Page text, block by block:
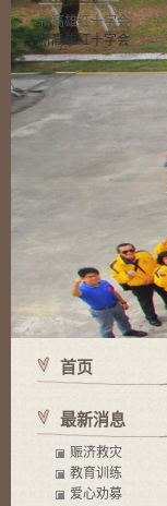
新高雄红十字会
新高雄红十字会
使命 有苦难的地方就
首页
最新消息
赈济救灾
教育训练
爱心劝募